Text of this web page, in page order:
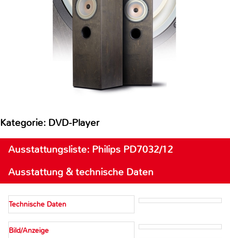
Kategorie: DVD-Player
Ausstattungsliste: Philips PD7032/12
Ausstattung & technische Daten
Technische Daten
Bild/Anzeige